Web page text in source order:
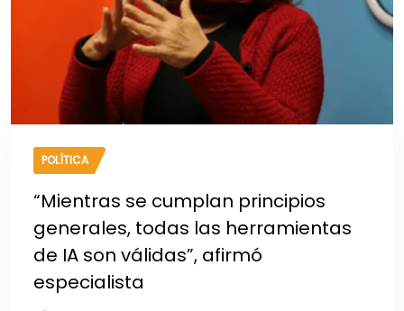
POLÍTICA
“Mientras se cumplan principios
generales, todas las herramientas
de IA son válidas”, afirmó
especialista